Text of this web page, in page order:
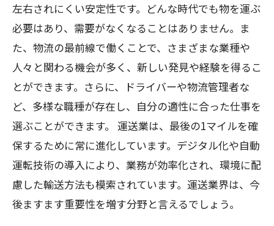
左右されにくい安定性です。どんな時代でも物を運ぶ
必要はあり、需要がなくなることはありません。ま
た、物流の最前線で働くことで、さまざまな業種や
人々と関わる機会が多く、新しい発見や経験を得るこ
とができます。さらに、ドライバーや物流管理者な
ど、多様な職種が存在し、自分の適性に合った仕事を
選ぶことができます。 運送業は、最後の1マイルを確
保するために常に進化しています。デジタル化や自動
運転技術の導入により、業務が効率化され、環境に配
慮した輸送方法も模索されています。運送業界は、今
後ますます重要性を増す分野と言えるでしょう。